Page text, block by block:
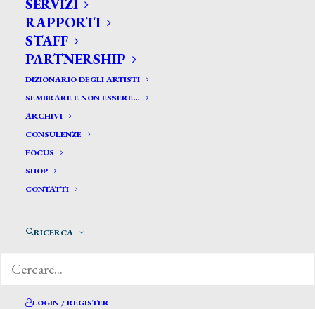
SERVIZI
RAPPORTI
STAFF
PARTNERSHIP
DIZIONARIO DEGLI ARTISTI
SEMBRARE E NON ESSERE…
ARCHIVI
CONSULENZE
FOCUS
SHOP
CONTATTI
RICERCA
LOGIN / REGISTER
for:
Fasanotti Michele